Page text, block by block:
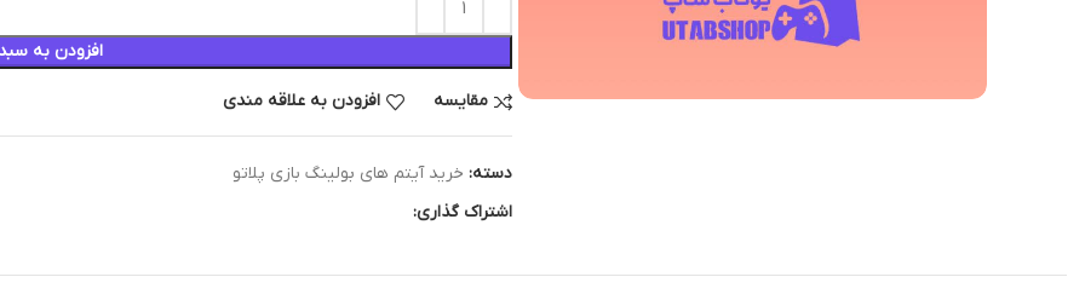
افزودن به
مقایسه افزودن به علاقه مندی
دسته: خرید آیتم های بولینگ بازی پلاتو
اشتراک گذاری: